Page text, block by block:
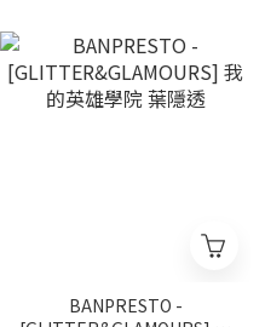
BANPRESTO -